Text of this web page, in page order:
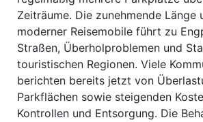
Zeiträume. Die zunehmende Länge
moderner Reisemobile führt zu
Straßen, Überholproblemen und
touristischen Regionen. Viele
berichten bereits jetzt von
Parkflächen sowie steigenden
Kontrollen und Entsorgung. Die